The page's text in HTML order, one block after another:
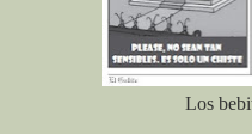
Los